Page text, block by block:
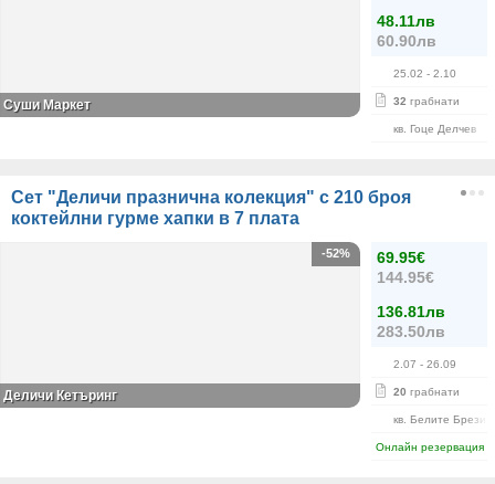
48.11лв
60.90лв
25.02 - 2.10
32 грабнати
кв. Гоце Делчев
Суши Маркет
Сет "Деличи празнична колекция" с 210 броя
коктейлни гурме хапки в 7 плата
69.95€
144.95€
136.81лв
283.50лв
2.07 - 26.09
20 грабнати
кв. Белите Брези
Онлайн резервация
-52%
Деличи Кетъринг